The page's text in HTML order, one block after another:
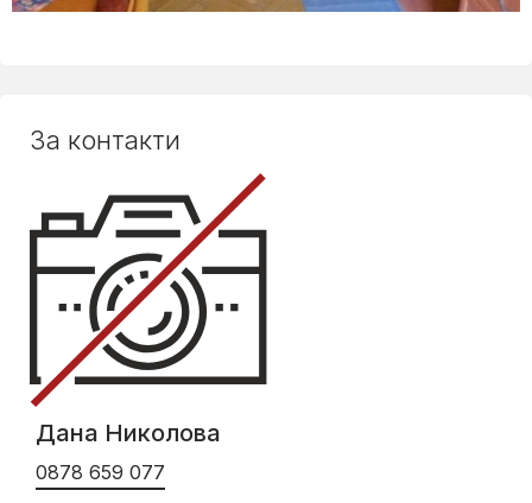
За контакти
Дана Николова
0878 659 077